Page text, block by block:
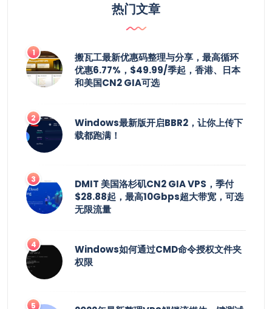
热门文章
搬瓦工最新优惠码整理与分享，最高循环
优惠6.77%，$49.99/季起，香港、日本
和美国CN2 GIA可选
Windows最新版开启BBR2，让你上传下
载都跑满！
DMIT 美国洛杉矶CN2 GIA VPS，季付
$28.88起，最高10Gbps超大带宽，可选
无限流量
Windows如何通过CMD命令授权文件夹
权限